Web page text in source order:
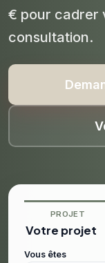
€ pour cadrer
consultation.
PROJET
Votre projet
Vous êtes